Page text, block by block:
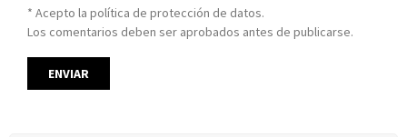
* Acepto la política de protección de datos.
Los comentarios deben ser aprobados antes de publicarse.